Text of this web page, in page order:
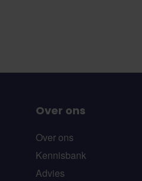
Over ons
Over ons
Kennisbank
Advies